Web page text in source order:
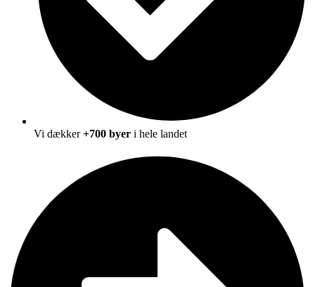
Vi dækker+700 byer i hele landet